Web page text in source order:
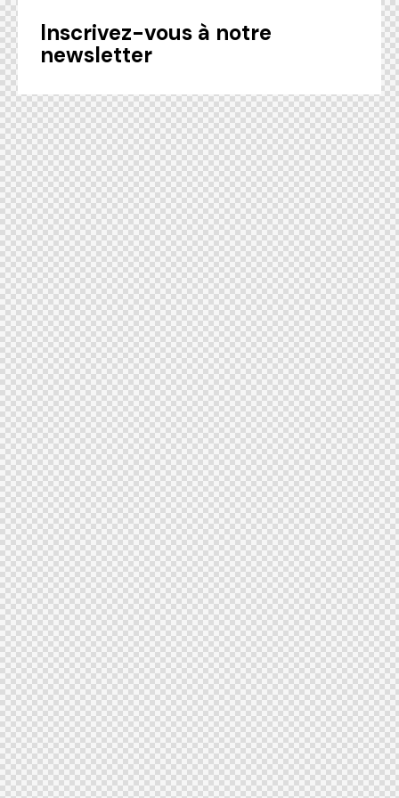
Inscrivez-vous à notre
newsletter